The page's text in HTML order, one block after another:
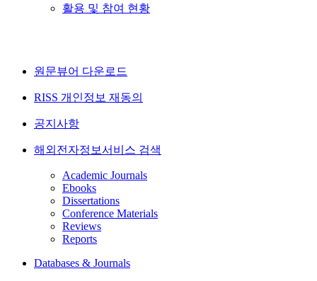
활용 및 참여 현황
원문뷰어 다운로드
RISS 개인정보 재동의
공지사항
해외전자정보서비스 검색
Academic Journals
Ebooks
Dissertations
Conference Materials
Reviews
Reports
Databases & Journals